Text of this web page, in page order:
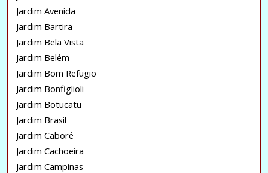
Jardim Avenida
Jardim Bartira
Jardim Bela Vista
Jardim Belém
Jardim Bom Refugio
Jardim Bonfiglioli
Jardim Botucatu
Jardim Brasil
Jardim Caboré
Jardim Cachoeira
Jardim Campinas